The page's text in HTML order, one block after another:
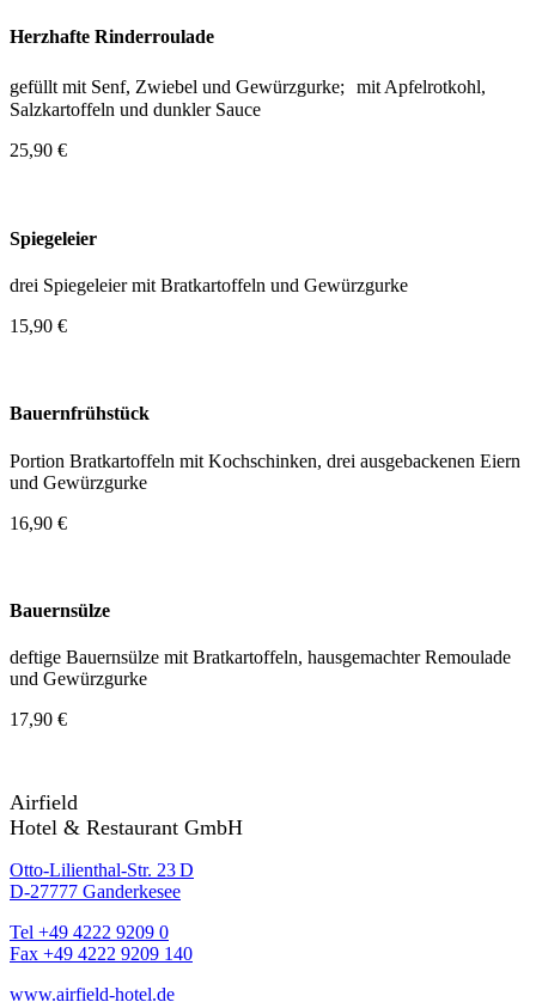
Herzhafte Rinderroulade
gefüllt mit Senf, Zwiebel und Gewürzgurke; mit Apfelrotkohl,
Salzkartoffeln und dunkler Sauce
25,90 €
Spiegeleier
drei Spiegeleier mit Bratkartoffeln und Gewürzgurke
15,90 €
Bauernfrühstück
Portion Bratkartoffeln mit Kochschinken, drei ausgebackenen Eiern
und Gewürzgurke
16,90 €
Bauernsülze
deftige Bauernsülze mit Bratkartoffeln, hausgemachter Remoulade
und Gewürzgurke
17,90 €
Airfield
Hotel & Restaurant GmbH
Otto-Lilienthal-Str. 23 D
D-27777 Ganderkesee
Tel +49 4222 9209 0
Fax +49 4222 9209 140
www.airfield-hotel.de